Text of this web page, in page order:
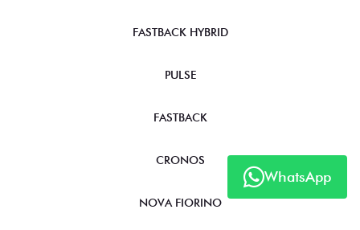
WhatsApp
FASTBACK HYBRID
PULSE
FASTBACK
CRONOS
NOVA FIORINO